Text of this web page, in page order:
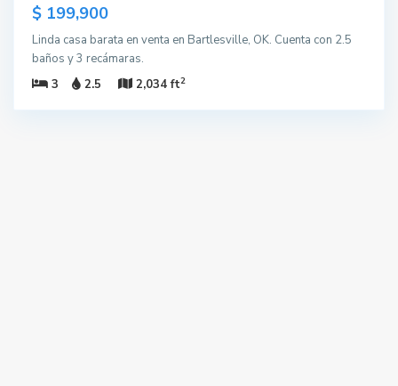
$ 199,900
Linda casa barata en venta en Bartlesville, OK. Cuenta con 2.5
baños y 3 recámaras.
3
2.5 2,034 ft2